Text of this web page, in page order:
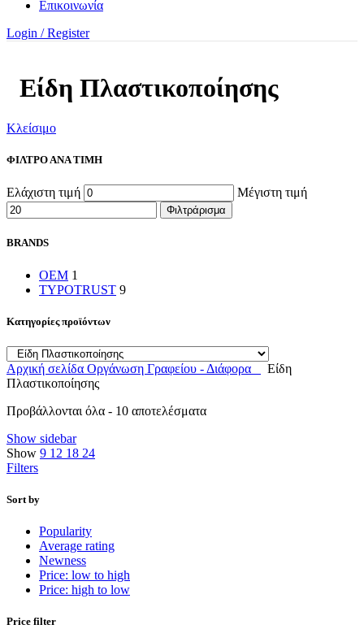
Επικοινωνία
Login / Register
Είδη Πλαστικοποίησης
Κλείσιμο
ΦΙΛΤΡΟ ΑΝΑ ΤΙΜΗ
Ελάχιστη τιμή Μέγιστη τιμή
Φιλτράρισμα
BRANDS
OEM 1
TYPOTRUST 9
Κατηγορίες προϊόντων
Αρχική σελίδα Οργάνωση Γραφείου - Διάφορα
Είδη
Πλαστικοποίησης
Προβάλλονται όλα - 10 αποτελέσματα
Show sidebar
Show 9 12 18 24
Filters
Sort by
Popularity
Average rating
Newness
Price: low to high
Price: high to low
Price filter